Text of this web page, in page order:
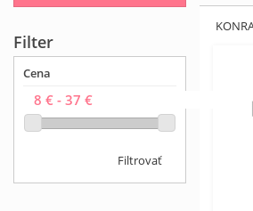
Filter
Cena
Filtrovať